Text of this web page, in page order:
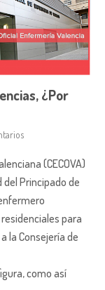
¿Por
(CECOVA)
del Principado de
para
la Consejería de
como así